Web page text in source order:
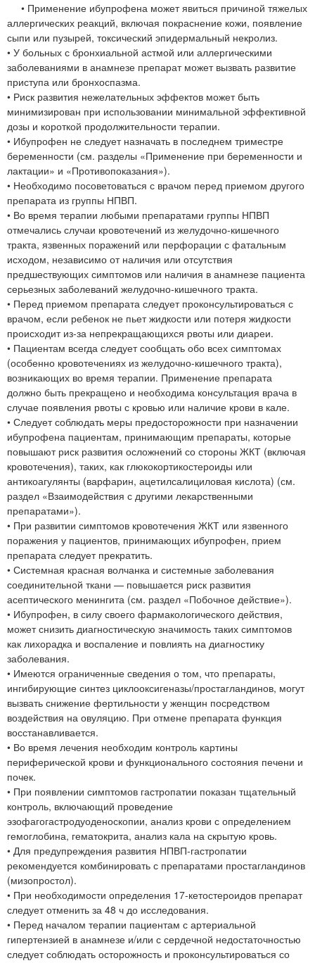
• Применение ибупрофена может явиться причиной тяжелых
аллергических реакций, включая покраснение кожи, появление
сыпи или пузырей, токсический эпидермальный некролиз.
• У больных с бронхиальной астмой или аллергическими
заболеваниями в анамнезе препарат может вызвать развитие
приступа или бронхоспазма.
• Риск развития нежелательных эффектов может быть
минимизирован при использовании минимальной эффективной
дозы и короткой продолжительности терапии.
• Ибупрофен не следует назначать в последнем триместре
беременности (см. разделы «Применение при беременности и
лактации» и «Противопоказания»).
• Необходимо посоветоваться с врачом перед приемом другого
препарата из группы НПВП.
• Во время терапии любыми препаратами группы НПВП
отмечались случаи кровотечений из желудочно-кишечного
тракта, язвенных поражений или перфорации с фатальным
исходом, независимо от наличия или отсутствия
предшествующих симптомов или наличия в анамнезе пациента
серьезных заболеваний желудочно-кишечного тракта.
• Перед приемом препарата следует проконсультироваться с
врачом, если ребенок не пьет жидкости или потеря жидкости
происходит из-за непрекращающихся рвоты или диареи.
• Пациентам всегда следует сообщать обо всех симптомах
(особенно кровотечениях из желудочно-кишечного тракта),
возникающих во время терапии. Применение препарата
должно быть прекращено и необходима консультация врача в
случае появления рвоты с кровью или наличие крови в кале.
• Следует соблюдать меры предосторожности при назначении
ибупрофена пациентам, принимающим препараты, которые
повышают риск развития осложнений со стороны ЖКТ (включая
кровотечения), таких, как глюкокортикостероиды или
антикоагулянты (варфарин, ацетилсалициловая кислота) (см.
раздел «Взаимодействия с другими лекарственными
препаратами»).
• При развитии симптомов кровотечения ЖКТ или язвенного
поражения у пациентов, принимающих ибупрофен, прием
препарата следует прекратить.
• Системная красная волчанка и системные заболевания
соединительной ткани — повышается риск развития
асептического менингита (см. раздел «Побочное действие»).
• Ибупрофен, в силу своего фармакологического действия,
может снизить диагностическую значимость таких симптомов
как лихорадка и воспаление и повлиять на диагностику
заболевания.
• Имеются ограниченные сведения о том, что препараты,
ингибирующие синтез циклооксигеназы/простагландинов, могут
вызвать снижение фертильности у женщин посредством
воздействия на овуляцию. При отмене препарата функция
восстанавливается.
• Во время лечения необходим контроль картины
периферической крови и функционального состояния печени и
почек.
• При появлении симптомов гастропатии показан тщательный
контроль, включающий проведение
эзофагогастродуоденоскопии, анализ крови с определением
гемоглобина, гематокрита, анализ кала на скрытую кровь.
• Для предупреждения развития НПВП-гастропатии
рекомендуется комбинировать с препаратами простагландинов
(мизопростол).
• При необходимости определения 17-кетостероидов препарат
следует отменить за 48 ч до исследования.
• Перед началом терапии пациентам с артериальной
гипертензией в анамнезе и/или с сердечной недостаточностью
следует соблюдать осторожность и проконсультироваться со